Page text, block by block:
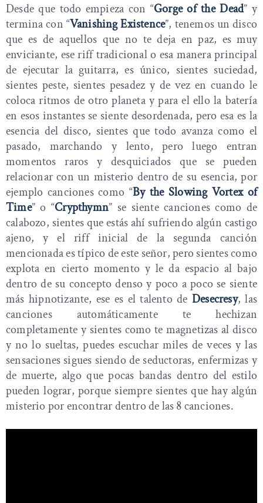
Desde que todo empieza con “Gorge of the Dead” y
termina con “Vanishing Existence”, tenemos un disco
que es de aquellos que no te deja en paz, es muy
enviciante, ese riff tradicional o esa manera principal
de ejecutar la guitarra, es único, sientes suciedad,
sientes peste, sientes pesadez y de vez en cuando le
coloca ritmos de otro planeta y para el ello la batería
en esos instantes se siente desordenada, pero esa es la
esencia del disco, sientes que todo avanza como el
pasado, marchando y lento, pero luego entran
momentos raros y desquiciados que se pueden
relacionar con un misterio dentro de su esencia, por
ejemplo canciones como “By the Slowing Vortex of
Time” o “Crypthymn” se siente canciones como de
calabozo, sientes que estás ahí sufriendo algún castigo
ajeno, y el riff inicial de la segunda canción
mencionada es típico de este señor, pero sientes como
explota en cierto momento y le da espacio al bajo
dentro de su concepto denso y poco a poco se siente
más hipnotizante, ese es el talento deDesecresy, las
canciones automáticamente te hechizan
completamente y sientes como te magnetizas al disco
y no lo sueltas, puedes escuchar miles de veces y las
sensaciones sigues siendo de seductoras, enfermizas y
de muerte, algo que pocas bandas dentro del estilo
pueden lograr, porque siempre sientes que hay algún
misterio por encontrar dentro de las 8 canciones.